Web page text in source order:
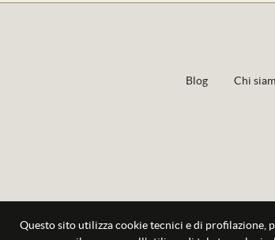
Blog Chi
Questo sito utilizza cookie tecnici e di profilazione,